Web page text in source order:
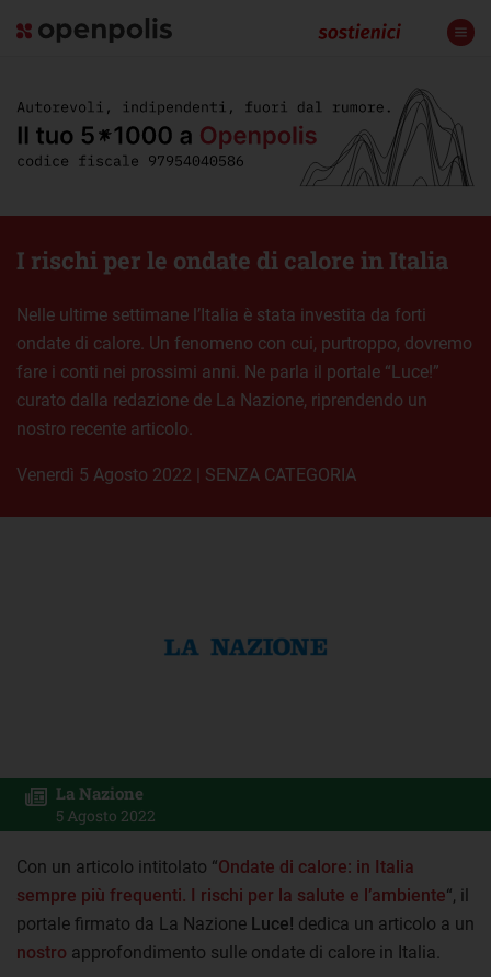
I rischi per le ondate di calore in Italia
Nelle ultime settimane l’Italia è stata investita da forti
ondate di calore. Un fenomeno con cui, purtroppo, dovremo
fare i conti nei prossimi anni. Ne parla il portale “Luce!”
curato dalla redazione de La Nazione, riprendendo un
nostro recente articolo.
venerdì 5 Agosto 2022 | SENZA CATEGORIA
La Nazione
5 Agosto 2022
Con un articolo intitolato “Ondate di calore: in Italia
sempre più frequenti. I rischi per la salute e l’ambiente“, il
portale firmato da La Nazione Luce! dedica un articolo a un
nostro approfondimento sulle ondate di calore in Italia.